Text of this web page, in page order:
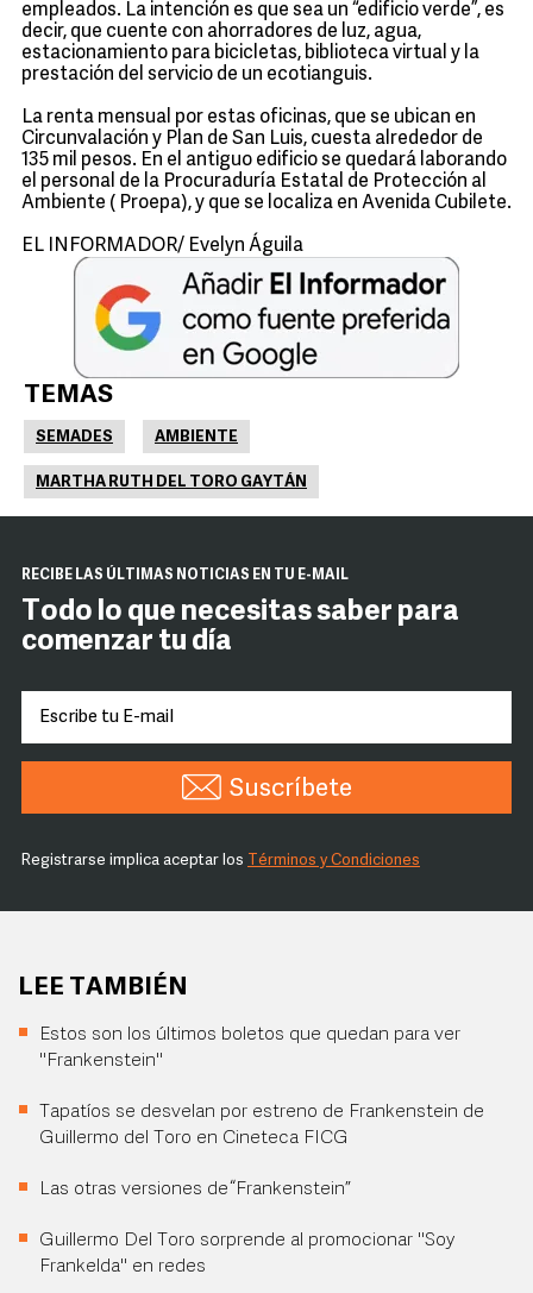
empleados. La intención es que sea un “edificio verde”, es
decir, que cuente con ahorradores de luz, agua,
estacionamiento para bicicletas, biblioteca virtual y la
prestación del servicio de un ecotianguis.
La renta mensual por estas oficinas, que se ubican en
Circunvalación y Plan de San Luis, cuesta alrededor de
135 mil pesos. En el antiguo edificio se quedará laborando
el personal de la Procuraduría Estatal de Protección al
Ambiente ( Proepa), y que se localiza en Avenida Cubilete.
EL INFORMADOR/ Evelyn Águila
TEMAS
SEMADES AMBIENTE
MARTHA RUTH DEL TORO GAYTÁN
RECIBE LAS ÚLTIMAS NOTICIAS EN TU E-MAIL
Todo lo que necesitas saber para
comenzar tu día
Suscríbete
Registrarse implica aceptar los Términos y Condiciones
LEE TAMBIÉN
Estos son los últimos boletos que quedan para ver
"Frankenstein"
Tapatíos se desvelan por estreno de Frankenstein de
Guillermo del Toro en Cineteca FICG
Las otras versiones de “Frankenstein”
Guillermo Del Toro sorprende al promocionar "Soy
Frankelda" en redes